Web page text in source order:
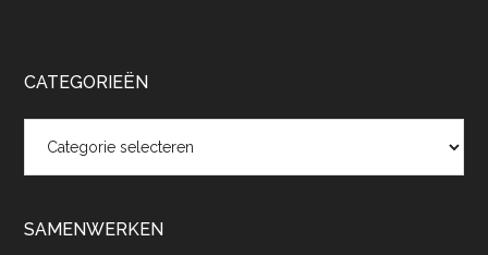
CATEGORIEËN
SAMENWERKEN